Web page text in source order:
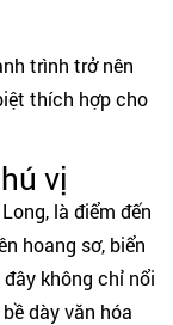
trình trở nên
thích hợp cho
vị
là điểm đến
hoang sơ, biển
không chỉ nổi
dày văn hóa